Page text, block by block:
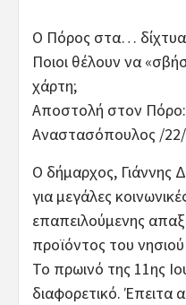
Ο Πόρος στα… δίχτυα
Ποιοι θέλουν να
χάρτη;
Αποστολή στον Πόρο:
Αναστασόπουλος /
Ο δήμαρχος, Γιάννης
για μεγάλες
επαπειλούμενης
προϊόντος του νησιού
Το πρωινό της 11ης
διαφορετικό. Έπειτα